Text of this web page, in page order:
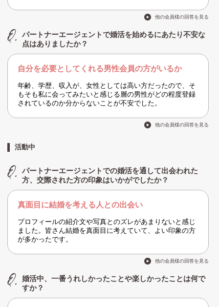
他の会員様の回答を見る
パートナーエージェントで婚活を始めるにあたり不安な
点はありましたか？
自分を必要としてくれる男性会員の方がいるか
年齢、学歴、収入が、女性としては高い方だったので、そ
もそも私に会ってみたいと感じる層の男性がどの程度登録
されているのか分からないことが不安でした。
他の会員様の回答を見る
活動中
パートナーエージェントでの婚活を通して出会われた
方、交際された方の印象はいかがでしたか？
真面目に結婚を考える人との出会い
プロフィールの紹介文や写真とのズレがあまりないと感じ
ました。皆さん結婚を真面目に考えていて、よい印象の方
が多かったです。
他の会員様の回答を見る
婚活中、一番うれしかったことや楽しかったことは何で
すか？